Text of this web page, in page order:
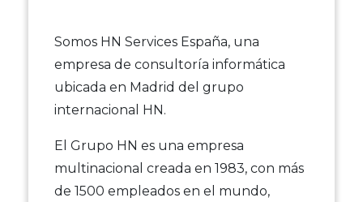
Somos HN Services España, una
empresa de consultoría informática
ubicada en Madrid del grupo
internacional HN.
El Grupo HN es una empresa
multinacional creada en 1983, con más
de 1500 empleados en el mundo,